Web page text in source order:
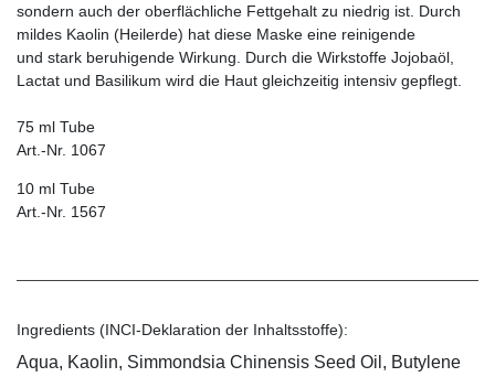
sondern auch der oberfläch­liche Fettgehalt zu niedrig ist. Durch
mildes Kaolin (Heil­erde) hat diese Maske eine reinigende
und stark beruhigende Wirkung. Durch die Wirkstoffe Jojobaöl,
Lactat und Basilikum wird die Haut gleichzeitig intensiv gepflegt.
75 ml Tube
Art.-Nr. 1067
10 ml Tube
Art.-Nr. 1567
Ingredients (INCI-Deklaration der Inhaltsstoffe):
Aqua, Kaolin, Simmondsia Chinensis Seed Oil, Butylene